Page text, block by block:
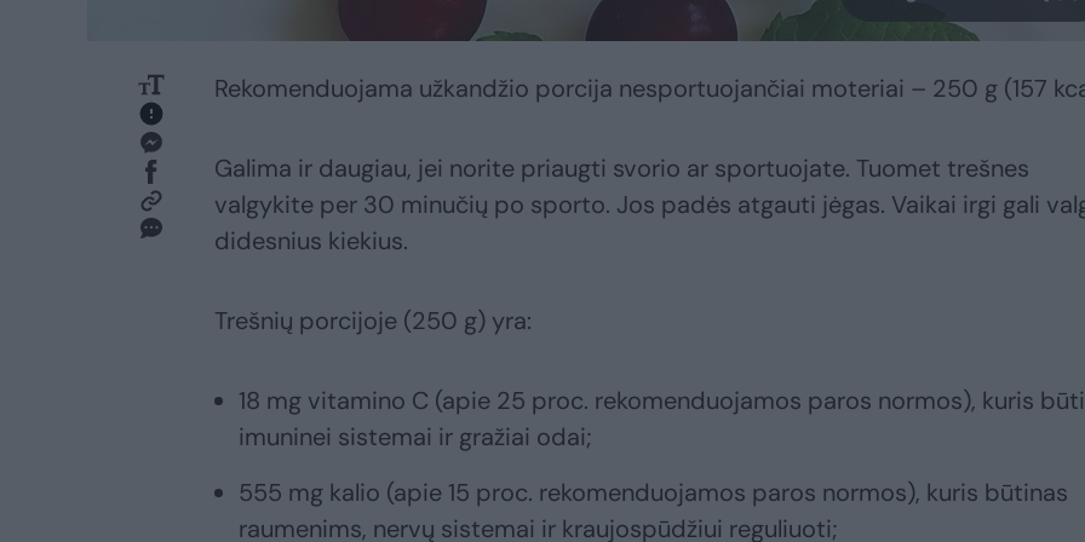
Rekomenduojama užkandžio porcija nesportuojančiai moteriai – 250 g (157
Galima ir daugiau, jei norite priaugti svorio ar sportuojate. Tuomet trešnes
valgykite per 30 minučių po sporto. Jos padės atgauti jėgas. Vaikai irgi gali
didesnius kiekius.
Trešnių porcijoje (250 g) yra:
18 mg vitamino C (apie 25 proc. rekomenduojamos paros normos), kuris
imuninei sistemai ir gražiai odai;
555 mg kalio (apie 15 proc. rekomenduojamos paros normos), kuris būtinas
raumenims, nervų sistemai ir kraujospūdžiui reguliuoti;